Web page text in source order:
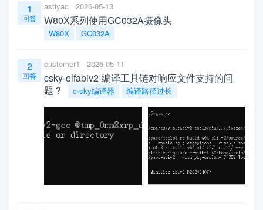
1
回答
astiyac 2026-05-13
W80X系列使用GC032A摄像头
W80X GC032A
2
回答
customer1 2026-05-11
csky-elfabiv2-编译工具链对响应文件支持的问
题？
c-sky编译器 编译路径过长